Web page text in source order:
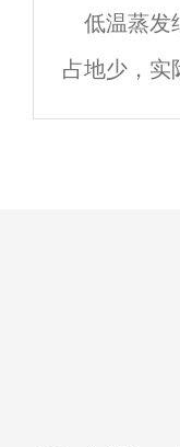
发器是一
过降低蒸发
低温蒸发
占地少，实
(3)自动化